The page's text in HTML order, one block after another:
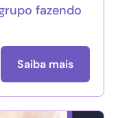
fazendo
Saiba mais